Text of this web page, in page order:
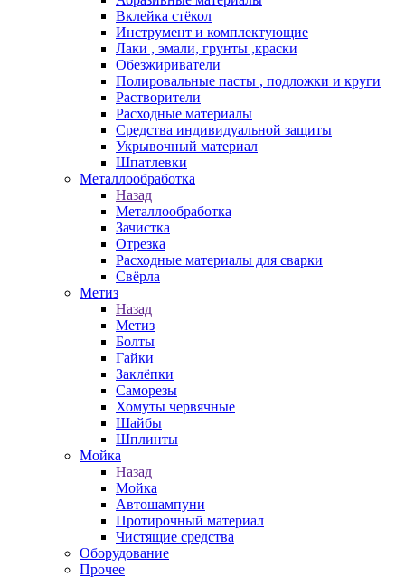
Вклейка стёкол
Инструмент и комплектующие
Лаки , эмали, грунты ,краски
Обезжириватели
Полировальные пасты , подложки и круги
Растворители
Расходные материалы
Средства индивидуальной защиты
Укрывочный материал
Шпатлевки
Металлообработка
Назад
Металлообработка
Зачистка
Отрезка
Расходные материалы для сварки
Свёрла
Метиз
Назад
Метиз
Болты
Гайки
Заклёпки
Саморезы
Хомуты червячные
Шайбы
Шплинты
Мойка
Назад
Мойка
Автошампуни
Протирочный материал
Чистящие средства
Оборудование
Прочее